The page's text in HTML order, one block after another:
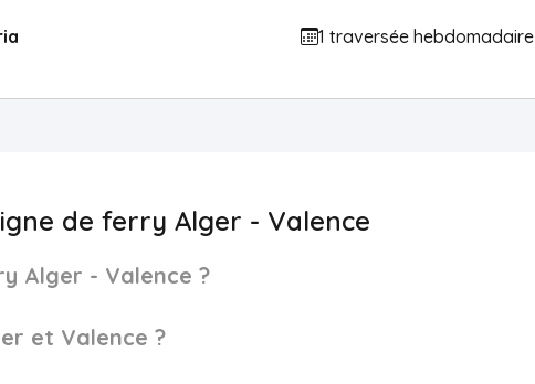
1 traversée hebdomadaire
de ferry Alger - Valence
Alger - Valence ?
et Valence ?